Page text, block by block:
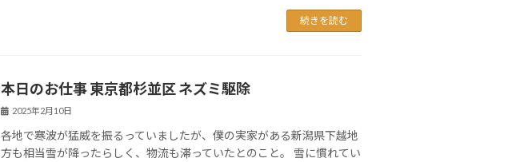
続きを読む
本日のお仕事 東京都杉並区 ネズミ駆除
2025年2月10日
各地で寒波が猛威を振るっていましたが、僕の実家がある新潟県下越地
方も相当雪が降ったらしく、物流も滞っていたとのこと。 雪に慣れてい